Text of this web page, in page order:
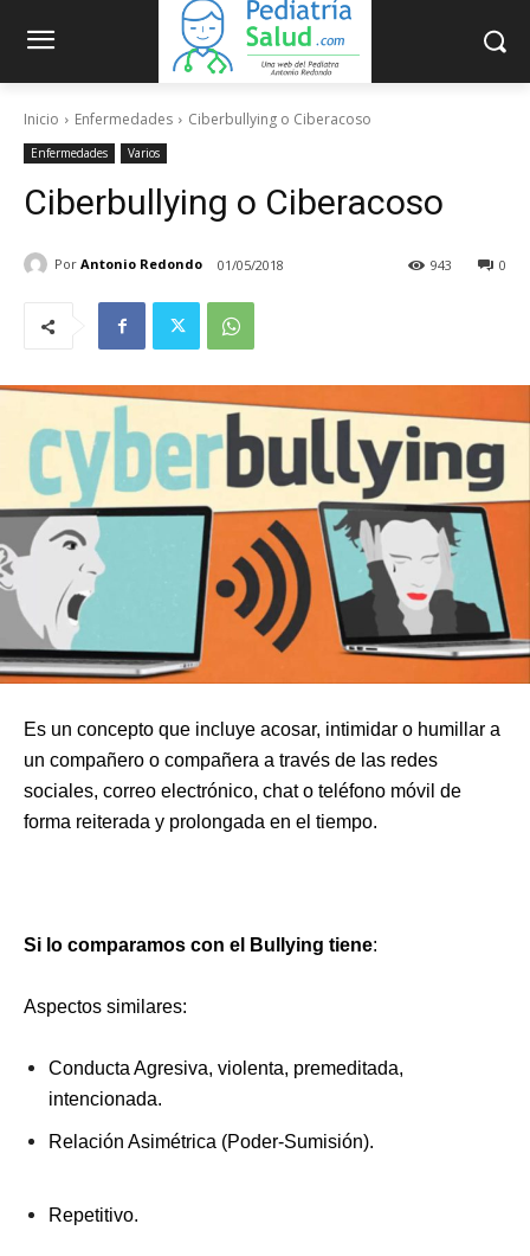
Inicio Enfermedades Ciberbullying o Ciberacoso
Enfermedades Varios
Ciberbullying o Ciberacoso
Por Antonio Redondo 01/05/2018 0
943
Es un concepto que incluye acosar, intimidar o humillar a
un compañero o compañera a través de las redes
sociales, correo electrónico, chat o teléfono móvil de
forma reiterada y prolongada en el tiempo.
Si lo comparamos con el Bullying tiene:
Aspectos similares:
Conducta Agresiva, violenta, premeditada,
intencionada.
Relación Asimétrica (Poder-Sumisión).
Repetitivo.